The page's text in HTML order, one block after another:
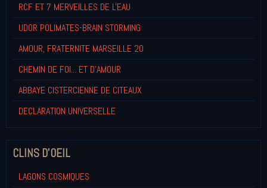
RCF ET 7 MERVEILLES DE L'EAU
UDOR POLIMATES-BRAIN STORMING
AMOUR, FRATERNITE MARSEILLE 20
CHEMIN DE FOI... ET D'AMOUR
ABBAYE CISTERCIENNE DE CITEAUX
DECLARATION UNIVERSELLE
CLINS D'OEIL
LAGONS COSMIQUES